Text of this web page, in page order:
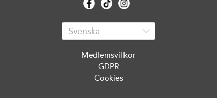
Medlemsvillkor
GDPR
Cookies